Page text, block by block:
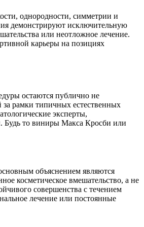
однородности, симметрии и
демонстрируют исключительную
или неотложное лечение.
карьеры на позициях
остаются публично не
рамки типичных естественных
эксперты,
Будь то виниры Макса Кросби или
объяснением являются
косметическое вмешательство, а не
совершенства с течением
лечение или постоянные